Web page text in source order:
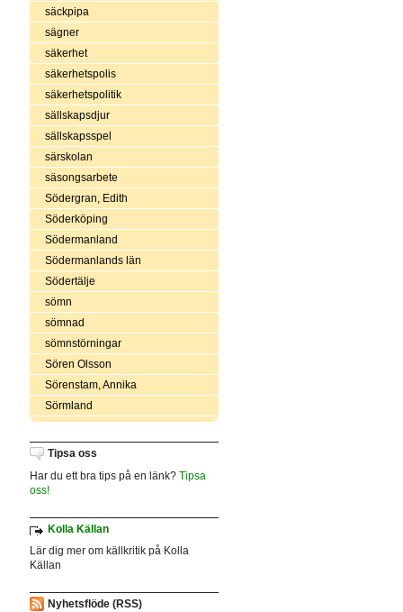
säckpipa
sägner
säkerhet
säkerhetspolis
säkerhetspolitik
sällskapsdjur
sällskapsspel
särskolan
säsongsarbete
Södergran, Edith
Söderköping
Södermanland
Södermanlands län
Södertälje
sömn
sömnad
sömnstörningar
Sören Olsson
Sörenstam, Annika
Sörmland
Tipsa oss
Har du ett bra tips på en länk? Tipsa
oss!
Kolla Källan
Lär dig mer om källkritik på Kolla
Källan
Nyhetsflöde (RSS)